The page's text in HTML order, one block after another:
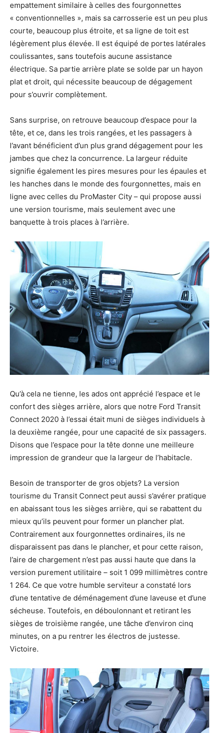
empattement similaire à celles des fourgonnettes
« conventionnelles », mais sa carrosserie est un peu plus
courte, beaucoup plus étroite, et sa ligne de toit est
légèrement plus élevée. Il est équipé de portes latérales
coulissantes, sans toutefois aucune assistance
électrique. Sa partie arrière plate se solde par un hayon
plat et droit, qui nécessite beaucoup de dégagement
pour s’ouvrir complètement.
Sans surprise, on retrouve beaucoup d’espace pour la
tête, et ce, dans les trois rangées, et les passagers à
l’avant bénéficient d’un plus grand dégagement pour les
jambes que chez la concurrence. La largeur réduite
signifie également les pires mesures pour les épaules et
les hanches dans le monde des fourgonnettes, mais en
ligne avec celles du ProMaster City – qui propose aussi
une version tourisme, mais seulement avec une
banquette à trois places à l’arrière.
Qu’à cela ne tienne, les ados ont apprécié l’espace et le
confort des sièges arrière, alors que notre Ford Transit
Connect 2020 à l’essai était muni de sièges individuels à
la deuxième rangée, pour une capacité de six passagers.
Disons que l’espace pour la tête donne une meilleure
impression de grandeur que la largeur de l’habitacle.
Besoin de transporter de gros objets? La version
tourisme du Transit Connect peut aussi s’avérer pratique
en abaissant tous les sièges arrière, qui se rabattent du
mieux qu’ils peuvent pour former un plancher plat.
Contrairement aux fourgonnettes ordinaires, ils ne
disparaissent pas dans le plancher, et pour cette raison,
l’aire de chargement n’est pas aussi haute que dans la
version purement utilitaire – soit 1 099 millimètres contre
1 264. Ce que votre humble serviteur a constaté lors
d’une tentative de déménagement d’une laveuse et d’une
sécheuse. Toutefois, en déboulonnant et retirant les
sièges de troisième rangée, une tâche d’environ cinq
minutes, on a pu rentrer les électros de justesse.
Victoire.